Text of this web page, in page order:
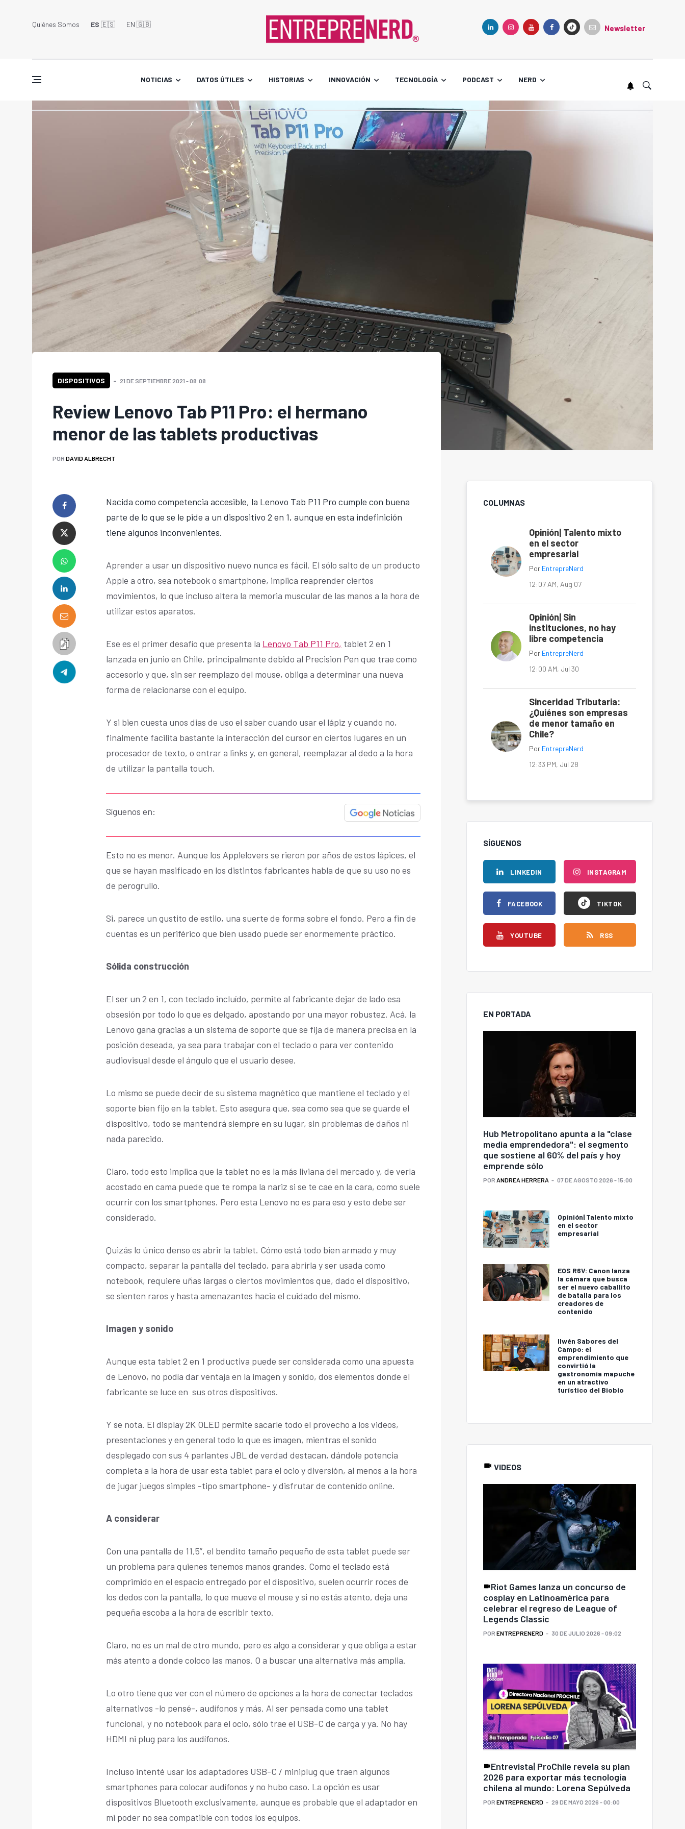
Quiénes Somos ES 🇪🇸 EN 🇬🇧󠁢󠁥󠁮󠁧󠁿 Newsletter
NOTICIAS DATOS ÚTILES HISTORIAS INNOVACIÓN TECNOLOGÍA PODCAST NERD
DISPOSITIVOS 21 DE SEPTIEMBRE 2021 - 08:08
Review Lenovo Tab P11 Pro: el hermano
menor de las tablets productivas
POR DAVID ALBRECHT
Nacida como competencia accesible, la Lenovo Tab P11 Pro cumple con buena
parte de lo que se le pide a un dispositivo 2 en 1, aunque en esta indefinición
tiene algunos inconvenientes.
Aprender a usar un dispositivo nuevo nunca es fácil. El sólo salto de un producto
Apple a otro, sea notebook o smartphone, implica reaprender ciertos
movimientos, lo que incluso altera la memoria muscular de las manos a la hora de
utilizar estos aparatos.
Ese es el primer desafío que presenta la Lenovo Tab P11 Pro, tablet 2 en 1
lanzada en junio en Chile, principalmente debido al Precision Pen que trae como
accesorio y que, sin ser reemplazo del mouse, obliga a determinar una nueva
forma de relacionarse con el equipo.
Y si bien cuesta unos dias de uso el saber cuando usar el lápiz y cuando no,
finalmente facilita bastante la interacción del cursor en ciertos lugares en un
procesador de texto, o entrar a links y, en general, reemplazar al dedo a la hora
de utilizar la pantalla touch.
Síguenos en:
Esto no es menor. Aunque los Applelovers se rieron por años de estos lápices, el
que se hayan masificado en los distintos fabricantes habla de que su uso no es
de perogrullo.
Si, parece un gustito de estilo, una suerte de forma sobre el fondo. Pero a fin de
cuentas es un periférico que bien usado puede ser enormemente práctico.
Sólida construcción
El ser un 2 en 1, con teclado incluído, permite al fabricante dejar de lado esa
obsesión por todo lo que es delgado, apostando por una mayor robustez. Acá, la
Lenovo gana gracias a un sistema de soporte que se fija de manera precisa en la
posición deseada, ya sea para trabajar con el teclado o para ver contenido
audiovisual desde el ángulo que el usuario desee.
Lo mismo se puede decir de su sistema magnético que mantiene el teclado y el
soporte bien fijo en la tablet. Esto asegura que, sea como sea que se guarde el
dispositivo, todo se mantendrá siempre en su lugar, sin problemas de daños ni
nada parecido.
Claro, todo esto implica que la tablet no es la más liviana del mercado y, de verla
acostado en cama puede que te rompa la nariz si se te cae en la cara, como suele
ocurrir con los smartphones. Pero esta Lenovo no es para eso y esto debe ser
considerado.
Quizás lo único denso es abrir la tablet. Cómo está todo bien armado y muy
compacto, separar la pantalla del teclado, para abrirla y ser usada como
notebook, requiere uñas largas o ciertos movimientos que, dado el dispositivo,
se sienten raros y hasta amenazantes hacia el cuidado del mismo.
Imagen y sonido
Aunque esta tablet 2 en 1 productiva puede ser considerada como una apuesta
de Lenovo, no podía dar ventaja en la imagen y sonido, dos elementos donde el
fabricante se luce en sus otros dispositivos.
Y se nota. El display 2K OLED permite sacarle todo el provecho a los videos,
presentaciones y en general todo lo que es imagen, mientras el sonido
desplegado con sus 4 parlantes JBL de verdad destacan, dándole potencia
completa a la hora de usar esta tablet para el ocio y diversión, al menos a la hora
de jugar juegos simples -tipo smartphone- y disfrutar de contenido online.
A considerar
Con una pantalla de 11,5”, el bendito tamaño pequeño de esta tablet puede ser
un problema para quienes tenemos manos grandes. Como el teclado está
comprimido en el espacio entregado por el dispositivo, suelen ocurrir roces de
los dedos con la pantalla, lo que mueve el mouse y si no estás atento, deja una
pequeña escoba a la hora de escribir texto.
Claro, no es un mal de otro mundo, pero es algo a considerar y que obliga a estar
más atento a donde coloco las manos. O a buscar una alternativa más amplia.
Lo otro tiene que ver con el número de opciones a la hora de conectar teclados
alternativos -lo pensé-, audífonos y más. Al ser pensada como una tablet
funcional, y no notebook para el ocio, sólo trae el USB-C de carga y ya. No hay
HDMI ni plug para los audífonos.
Incluso intenté usar los adaptadores USB-C / miniplug que traen algunos
smartphones para colocar audífonos y no hubo caso. La opción es usar
dispositivos Bluetooth exclusivamente, aunque es probable que el adaptador en
mi poder no sea compatible con todos los equipos.
COLUMNAS
Opinión| Talento mixto
en el sector
empresarial
Por EntrepreNerd
12:07 AM, Aug 07
Opinión| Sin
instituciones, no hay
libre competencia
Por EntrepreNerd
12:00 AM, Jul 30
Sinceridad Tributaria:
¿Quiénes son empresas
de menor tamaño en
Chile?
Por EntrepreNerd
12:33 PM, Jul 28
SÍGUENOS
LINKEDIN
FACEBOOK
YOUTUBE
INSTAGRAM
TIKTOK
RSS
EN PORTADA
Hub Metropolitano apunta a la "clase
media emprendedora": el segmento
que sostiene al 60% del país y hoy
emprende sólo
POR ANDREA HERRERA 07 DE AGOSTO 2026 - 15:00
Opinión| Talento mixto
en el sector
empresarial
EOS R6V: Canon lanza
la cámara que busca
ser el nuevo caballito
de batalla para los
creadores de
contenido
Ilwén Sabores del
Campo: el
emprendimiento que
convirtió la
gastronomía mapuche
en un atractivo
turístico del Biobío
VIDEOS
Riot Games lanza un concurso de
cosplay en Latinoamérica para
celebrar el regreso de League of
Legends Classic
POR ENTREPRENERD 30 DE JULIO 2026 - 09:02
Entrevista| ProChile revela su plan
2026 para exportar más tecnología
chilena al mundo: Lorena Sepúlveda
POR ENTREPRENERD 29 DE MAYO 2026 - 00:00